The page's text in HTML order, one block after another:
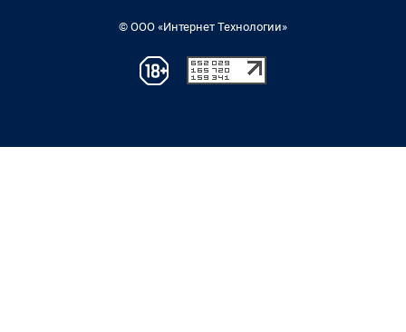
© ООО «Интернет Технологии»